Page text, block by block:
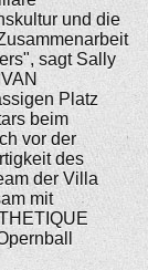
und die
sagt Sally
Platz
beim
vor der
des
der Villa
mit